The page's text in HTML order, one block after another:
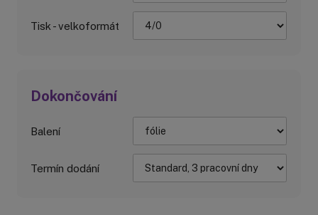
Tisk - velkoformát
Dokončování
Balení
Termín dodání